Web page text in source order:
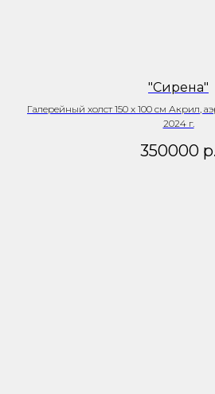
"Сирена"
Галерейный холст 150 х 100 см Акрил,
2024 г.
350000 р.